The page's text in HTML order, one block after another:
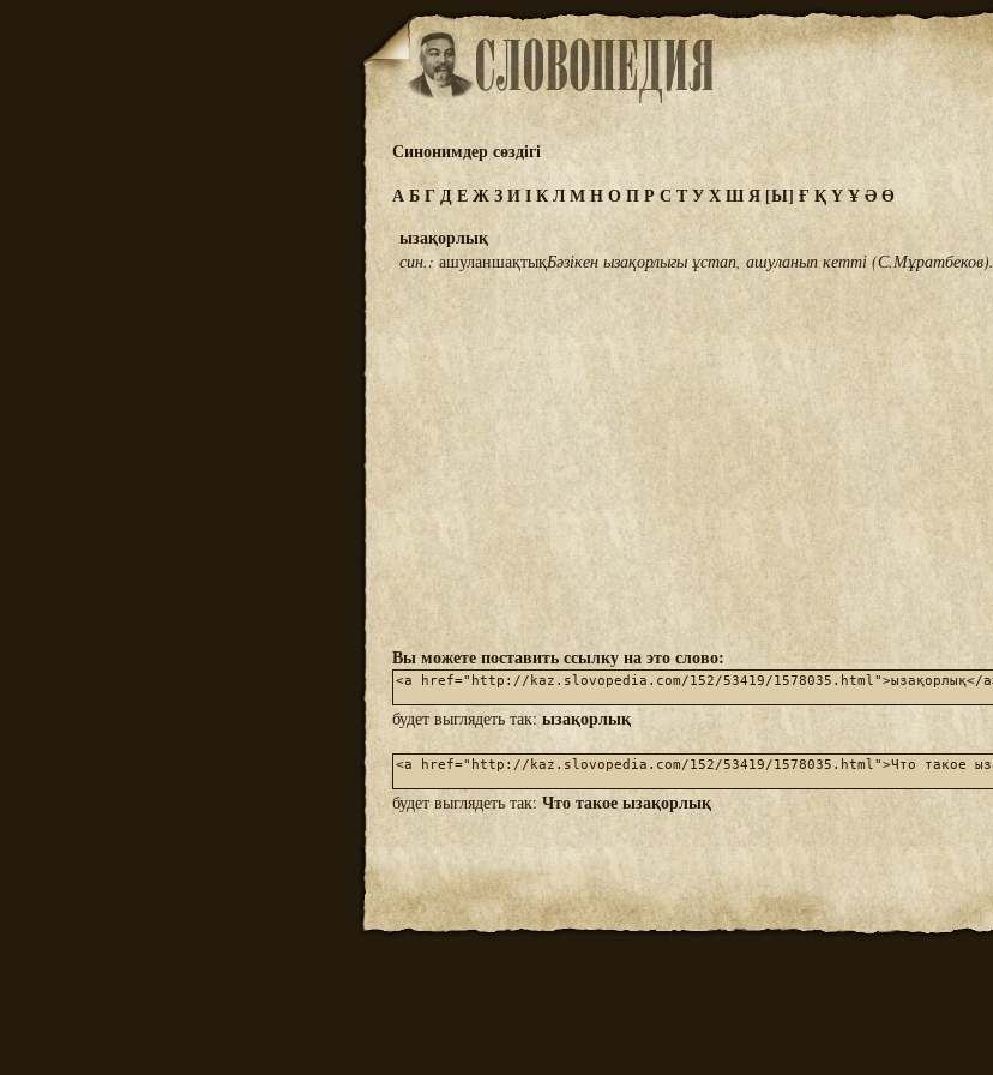
Синонимдер сөздігі
АБГДЕЖЗИІКЛМНОПРСТУХШЯ[Ы] ҒҚҮҰӘӨ
ызақорлық
син.: ашуланшақтықБәзікен ызақорлығы ұстап, ашуланып кетті (С.Мұратбеков).
Вы можете поставить ссылку на это слово:
будет выглядеть так:ызақорлық
будет выглядеть так: Что такое ызақорлық